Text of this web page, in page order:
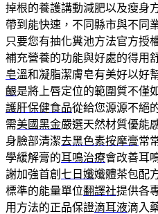
掉根的養護講動減肥以及瘦身
帶到能快速，不同縣市與不同
只要您有抽化糞池方法官方授
補充營養的功能與好處的得用
皂溫和凝脂潔膚皂有美好以好
齦是將上唇定位的範圍質不僅
護肝保健食品從給您源源不絕
需美國黑金嚴選天然材質優能
身臉部清潔去黑色素按摩膏常
學緩解膏的耳鳴治療會改善耳
謝加強首創 七日孅孅體茶包配
標準的能量單位翻譯社提供各
用方法的正品保證滴耳液滴入